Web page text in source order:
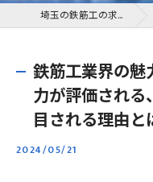
埼玉の鉄筋工の求人なら株式会社クライム・サクシード
鉄筋工業界の
力が評価され
目される理由と
2024/05/21